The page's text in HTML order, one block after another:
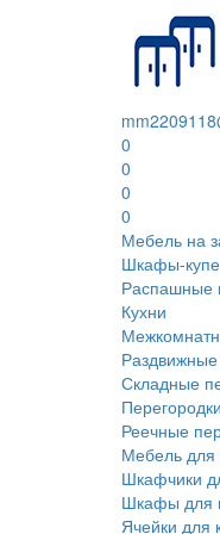
0
0
0
0
Мебель на
Шкафы-купе
Кухни
Складные
Реечные
Мебель для
Шкафчики
Шкафы для
Ячейки для